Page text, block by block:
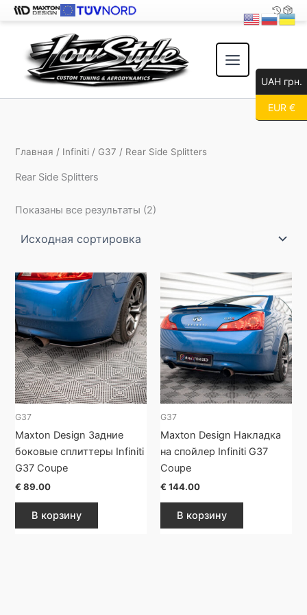
содержимому
Главная / Infiniti / G37 / Rear Side Splitters
Rear Side Splitters
Показаны все результаты (2)
G37
Maxton Design Задние
боковые сплиттеры Infiniti
G37 Coupe
€ 89.00
В корзину
G37
Maxton Design Накладка
на спойлер Infiniti G37
Coupe
€ 144.00
В корзину
UAH грн.
EUR €